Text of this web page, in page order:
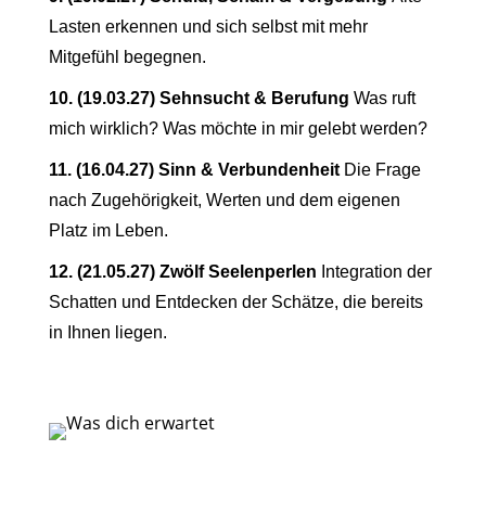
Lasten erkennen und sich selbst mit mehr
Mitgefühl begegnen.
10. (19.03.27) Sehnsucht & Berufung Was ruft
mich wirklich? Was möchte in mir gelebt werden?
11. (16.04.27) Sinn & Verbundenheit Die Frage
nach Zugehörigkeit, Werten und dem eigenen
Platz im Leben.
12. (21.05.27) Zwölf Seelenperlen Integration der
Schatten und Entdecken der Schätze, die bereits
in Ihnen liegen.